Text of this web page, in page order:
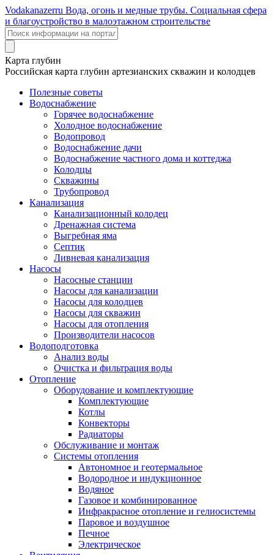
Vodakanazerru Вода, огонь и медные трубы. Социальная сфера
и благоустройство в малоэтажном строительстве
Карта глубин
Российская карта глубин артезианских скважин и колодцев
Полезные советы
Водоснабжение
Горячее водоснабжение
Холодное водоснабжение
Водопровод
Водоснабжение дачи
Водоснабжение частного дома и коттеджа
Колодцы
Скважины
Трубопровод
Канализация
Канализационный колодец
Дренажная система
Выгребная яма
Септик
Ливневая канализация
Насосы
Насосные станции
Насосы для канализации
Насосы для колодцев
Насосы для скважин
Насосы для отопления
Производители насосов
Водоподготовка
Анализ воды
Очистка и фильтрация воды
Отопление
Оборудование и комплектующие
Комплектующие
Котлы
Конвекторы
Радиаторы
Обслуживание и монтаж
Системы отопления
Автономное и геотермальное
Водородное и индукционное
Водяное
Газовое и комбинированное
Инфракрасное отопление и гелиосистемы
Паровое и воздушное
Печное
Электрическое